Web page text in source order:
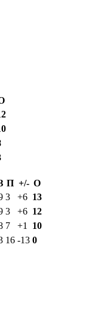
П +/- О
3 +6 13
3 +6 12
7 +1
10
16 -13 0